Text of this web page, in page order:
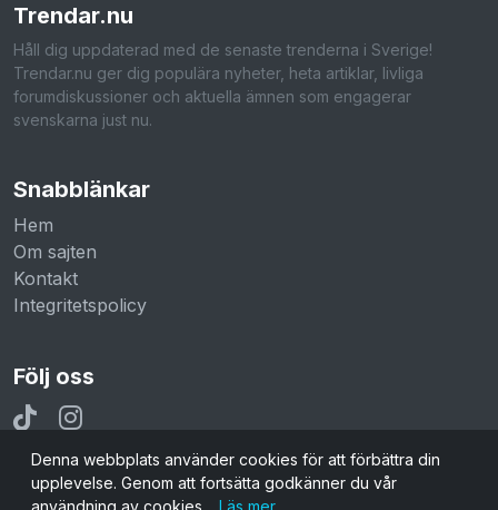
Trendar.nu
Håll dig uppdaterad med de senaste trenderna i Sverige!
Trendar.nu ger dig populära nyheter, heta artiklar, livliga
forumdiskussioner och aktuella ämnen som engagerar
svenskarna just nu.
Snabblänkar
Hem
Om sajten
Kontakt
Integritetspolicy
Följ oss
Denna webbplats använder cookies för att förbättra din
upplevelse. Genom att fortsätta godkänner du vår
användning av cookies.
Läs mer